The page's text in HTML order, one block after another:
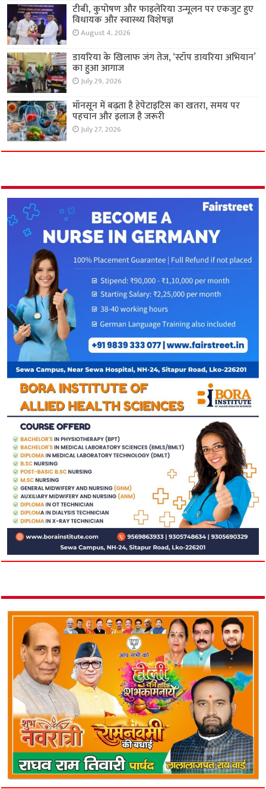
टीबी, कुपोषण और फाइलेरिया उन्मूलन पर एकजुट हुए
विधायक और स्वास्थ्य विशेषज्ञ
August 4, 2026
डायरिया के खिलाफ जंग तेज, ‘स्टॉप डायरिया अभियान’
का हुआ आगाज
July 29, 2026
मॉनसून में बढ़ता है हेपेटाइटिस का खतरा, समय पर
पहचान और इलाज है जरूरी
July 27, 2026